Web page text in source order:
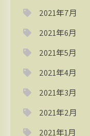
2021年7月
2021年6月
2021年5月
2021年4月
2021年3月
2021年2月
2021年1月